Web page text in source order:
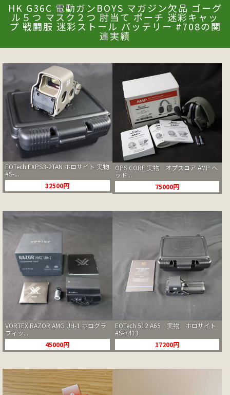
HK G36C 電動ガンBOYS マガジン欠品 ゴーグ
ル５つ マスク２つ 肘当て ポーチ 迷彩キャッ
プ 戦闘服 迷彩ストール バッテリー #708の関
連実績
EOTech EXPS3-2TAN ホロサイト 実物
#S-...
32500円
OPS CORE 実物 オプスコア AMP ヘ
ッド...
75000円
VORTEX RAZOR AMG UH-1 ホログラ
フィッ...
45000円
EOTech 512 A65 実物 ホロサイト
#S-7413
17200円